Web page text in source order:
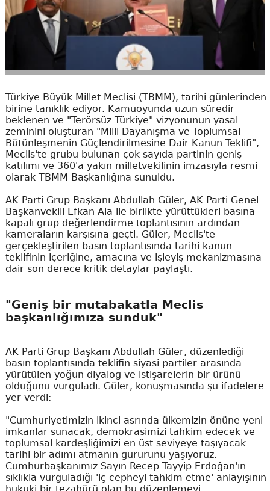
Türkiye Büyük Millet Meclisi (TBMM), tarihi günlerinden
birine tanıklık ediyor. Kamuoyunda uzun süredir
beklenen ve "Terörsüz Türkiye" vizyonunun yasal
zeminini oluşturan "Milli Dayanışma ve Toplumsal
Bütünleşmenin Güçlendirilmesine Dair Kanun Teklifi",
Meclis'te grubu bulunan çok sayıda partinin geniş
katılımı ve 360'a yakın milletvekilinin imzasıyla resmi
olarak TBMM Başkanlığına sunuldu.
AK Parti Grup Başkanı Abdullah Güler, AK Parti Genel
Başkanvekili Efkan Ala ile birlikte yürüttükleri basına
kapalı grup değerlendirme toplantısının ardından
kameraların karşısına geçti. Güler, Meclis'te
gerçekleştirilen basın toplantısında tarihi kanun
teklifinin içeriğine, amacına ve işleyiş mekanizmasına
dair son derece kritik detaylar paylaştı.
"Geniş bir mutabakatla Meclis
başkanlığımıza sunduk"
AK Parti Grup Başkanı Abdullah Güler, düzenlediği
basın toplantısında teklifin siyasi partiler arasında
yürütülen yoğun diyalog ve istişarelerin bir ürünü
olduğunu vurguladı. Güler, konuşmasında şu ifadelere
yer verdi:
"Cumhuriyetimizin ikinci asrında ülkemizin önüne yeni
imkanlar sunacak, demokrasimizi tahkim edecek ve
toplumsal kardeşliğimizi en üst seviyeye taşıyacak
tarihi bir adımı atmanın gururunu yaşıyoruz.
Cumhurbaşkanımız Sayın Recep Tayyip Erdoğan'ın
sıklıkla vurguladığı 'iç cepheyi tahkim etme' anlayışının